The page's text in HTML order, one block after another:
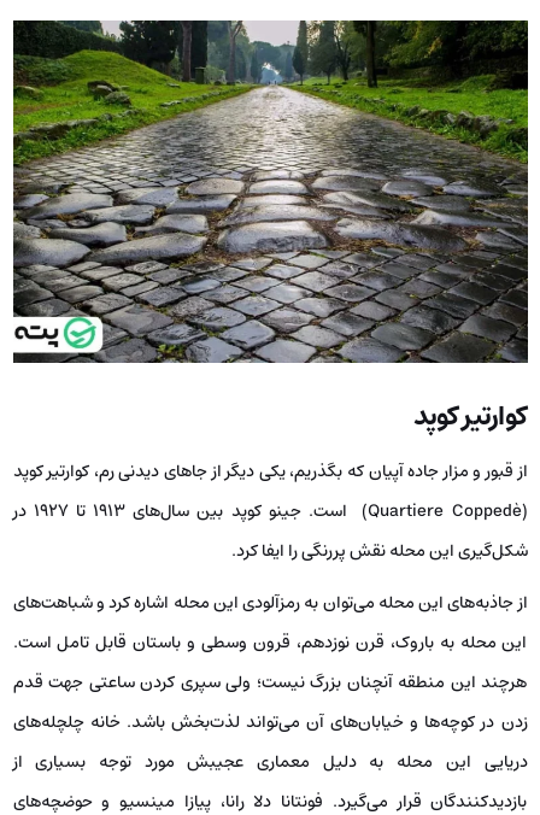
کوارتیر کوپد
از قبور و مزار جاده آپیان که بگذریم، یکی دیگر از جاهای دیدنی رم، کوارتیر کوپد
(Quartiere Coppedè) است. جینو کوپد بین سال‌های 1913 تا 1927 در
شکل‌گیری این محله نقش پررنگی را ایفا کرد.
از جاذبه‌های این محله می‌توان به رمزآلودی این محله اشاره کرد و شباهت‌های
این محله به باروک، قرن نوزدهم، قرون وسطی و باستان قابل تامل است.
هرچند این منطقه آنچنان بزرگ نیست؛ ولی سپری کردن ساعتی جهت قدم
زدن در کوچه‌ها و خیابان‌های آن می‌تواند لذت‌بخش باشد. خانه چلچله‌های
دریایی این محله به دلیل معماری عجیبش مورد توجه بسیاری از
بازدیدکنندگان قرار می‌گیرد. فونتانا دلا رانا، پیازا مینسیو و حوضچه‌های